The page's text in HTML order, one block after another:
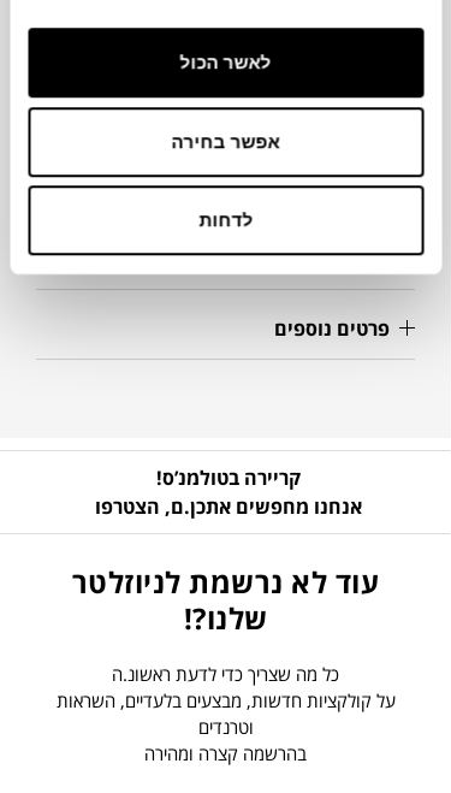
לאשר הכול
אפשר בחירה
לדחות
29.5X29.5X29H
מידע על חומרים
מק"ט
פרטים נוספים
קריירה בטולמנ’ס!
אנחנו מחפשים אתכן.ם, הצטרפו
עוד לא נרשמת לניוזלטר
שלנו?!
כל מה שצריך כדי לדעת ראשונ.ה
על קולקציות חדשות, מבצעים בלעדיים, השראות
וטרנדים
בהרשמה קצרה ומהירה